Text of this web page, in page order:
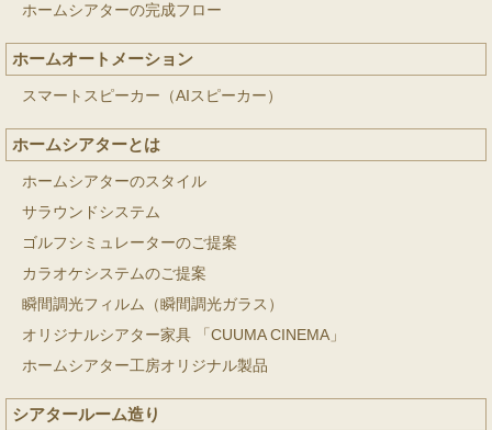
ホームシアターの完成フロー
ホームオートメーション
スマートスピーカー（AIスピーカー）
ホームシアターとは
ホームシアターのスタイル
サラウンドシステム
ゴルフシミュレーターのご提案
カラオケシステムのご提案
瞬間調光フィルム（瞬間調光ガラス）
オリジナルシアター家具 「CUUMA CINEMA」
ホームシアター工房オリジナル製品
シアタールーム造り